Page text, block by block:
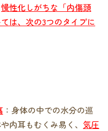
慢性化しがちな「内傷頭
は、次の3つのタイプに
：身体の中での水分の巡
内耳もむくみ易く、 気圧